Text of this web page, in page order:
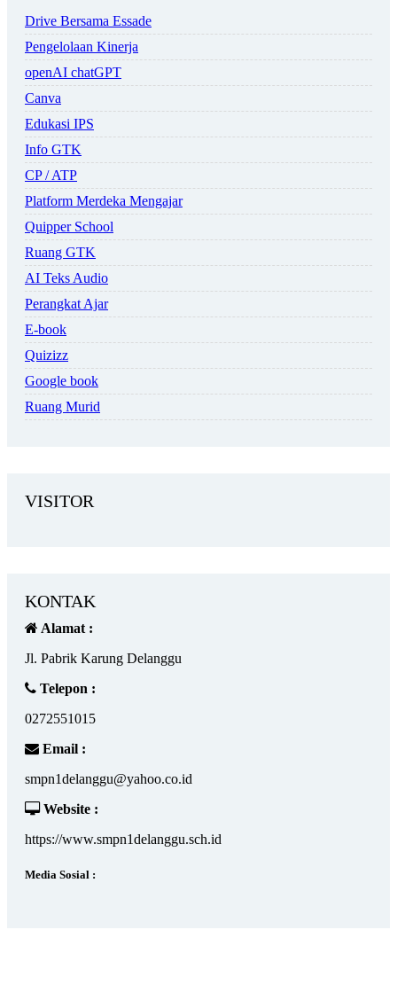
Drive Bersama Essade
Pengelolaan Kinerja
openAI chatGPT
Canva
Edukasi IPS
Info GTK
CP / ATP
Platform Merdeka Mengajar
Quipper School
Ruang GTK
AI Teks Audio
Perangkat Ajar
E-book
Quizizz
Google book
Ruang Murid
VISITOR
KONTAK
Alamat :
Jl. Pabrik Karung Delanggu
Telepon :
0272551015
Email :
smpn1delanggu@yahoo.co.id
Website :
https://www.smpn1delanggu.sch.id
Media Sosial :